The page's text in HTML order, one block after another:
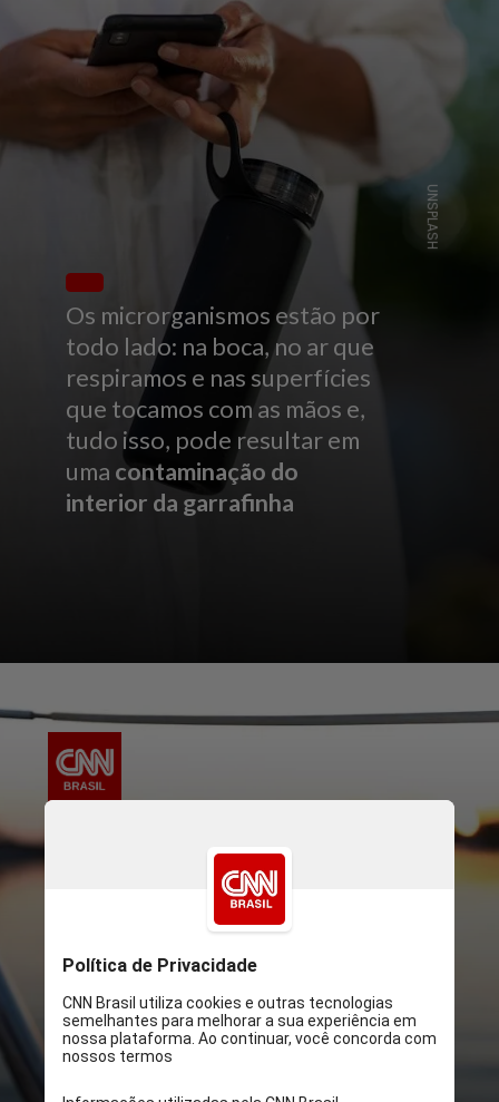
Os microrganismos estão por
todo lado: na boca, no ar que
respiramos e nas superfícies
que tocamos com as mãos e,
tudo isso, pode resultar em
uma contaminação do
interior da garrafinha
UNSPLASH